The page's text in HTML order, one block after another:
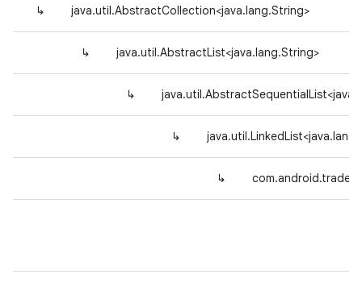
↳ java.util.AbstractCollection<java.lang.String>
↳ java.util.AbstractList<java.lang.String>
↳
↳
↳